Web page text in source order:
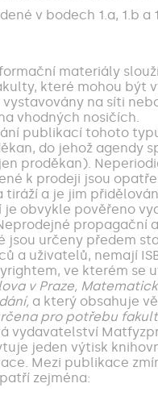
v bodech 1.a, 1.b a
materiály
které mohou být
na síti
vhodných nosičích.
publikací tohoto
do jehož agendy
proděkan).
k prodeji jsou
a je jim
je obvykle pověřeno
propagační
jsou určeny předem
a uživatelů, nemají
ve kterém se
v Praze,
a který obsahuje
pro potřebu
vydavatelství
jeden výtisk
Mezi publikace
zejména: